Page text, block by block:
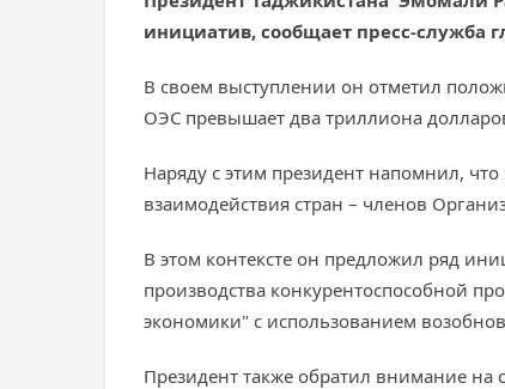
инициатив, сообщает пресс-служба
В своем выступлении он отметил
ОЭС превышает два триллиона
Наряду с этим президент напомнил,
взаимодействия стран – членов
В этом контексте он предложил ряд
производства конкурентоспособной
экономики" с использованием
Президент также обратил внимание на